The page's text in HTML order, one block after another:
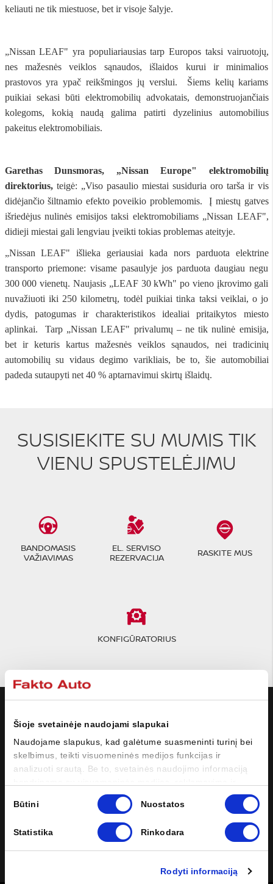
Šioje svetainėje naudojami slapukai
Naudojame slapukus, kad galėtume suasmeninti turinį bei
skelbimus, teikti visuomeninės medijos funkcijas ir
analizuoti srautą. Be to, svetainės naudojimo informaciją
analizės partneriais, kurie gali ją pridėti prie kitos jūsų
pateiktos arba naudojant paslaugas surinktos informacijos.
Būtini Nuostatos
Statistika Rinkodara
Rodyti informaciją
keliauti ne tik miestuose, bet ir visoje šalyje.
„Nissan LEAF" yra populiariausias tarp Europos taksi vairuotojų,
nes mažesnės veiklos sąnaudos, išlaidos kurui ir minimalios
prastovos yra ypač reikšmingos jų verslui. Šiems kelių kariams
puikiai sekasi būti elektromobilių advokatais, demonstruojančiais
kolegoms, kokią naudą galima patirti dyzelinius automobilius
pakeitus elektromobiliais.
Garethas Dunsmoras, „Nissan Europe" elektromobilių
direktorius,teigė: „Viso pasaulio miestai susiduria oro tarša ir vis
didėjančio šiltnamio efekto poveikio problemomis. Į miestų gatves
išriedėjus nulinės emisijos taksi elektromobiliams „Nissan LEAF",
didieji miestai gali lengviau įveikti tokias problemas ateityje.
„Nissan LEAF" išlieka geriausiai kada nors parduota elektrine
transporto priemone: visame pasaulyje jos parduota daugiau negu
300 000 vienetų. Naujasis „LEAF 30 kWh" po vieno įkrovimo gali
nuvažiuoti iki 250 kilometrų, todėl puikiai tinka taksi veiklai, o jo
dydis, patogumas ir charakteristikos idealiai pritaikytos miesto
aplinkai. Tarp „Nissan LEAF" privalumų – ne tik nulinė emisija,
bet ir keturis kartus mažesnės veiklos sąnaudos, nei tradicinių
automobilių su vidaus degimo varikliais, be to, šie automobiliai
padeda sutaupyti net 40 % aptarnavimui skirtų išlaidų.
SUSISIEKITE SU MUMIS TIK
VIENU SPUSTELĖJIMU
BANDOMASIS
VAŽIAVIMAS
EL. SERVISO
REZERVACIJA
RASKITE MUS
KONFIGŪRATORIUS
MODELIAI
NISSAN
PIRKĖJUI
SAVININKUI
SOCIALINĖ ŽINIASKLAIDA